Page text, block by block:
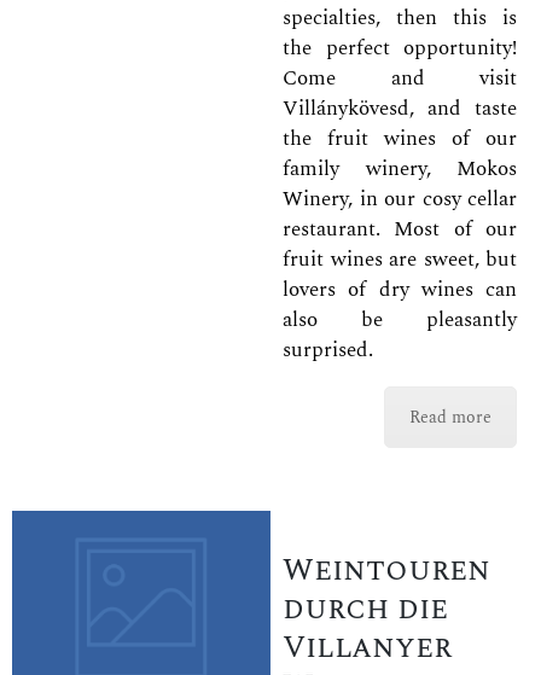
specialties, then this is
the perfect opportunity!
Come and visit
Villánykövesd, and taste
the fruit wines of our
family winery, Mokos
Winery, in our cosy cellar
restaurant. Most of our
fruit wines are sweet, but
lovers of dry wines can
also be pleasantly
surprised.
Read more
Weintouren
durch die
Villanyer